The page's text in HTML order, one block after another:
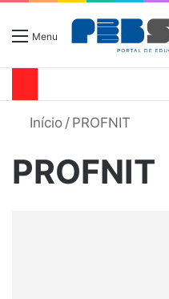
Menu
Início / PROFNIT
PROFNIT